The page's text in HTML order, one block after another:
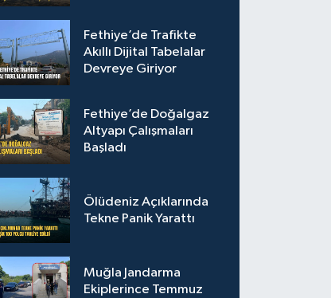
Fethiye’de Trafikte
Akıllı Dijital Tabelalar
Devreye Giriyor
Fethiye’de Doğalgaz
Altyapı Çalışmaları
Başladı
Ölüdeniz Açıklarında
Tekne Panik Yarattı
Muğla Jandarma
Ekiplerince Temmuz